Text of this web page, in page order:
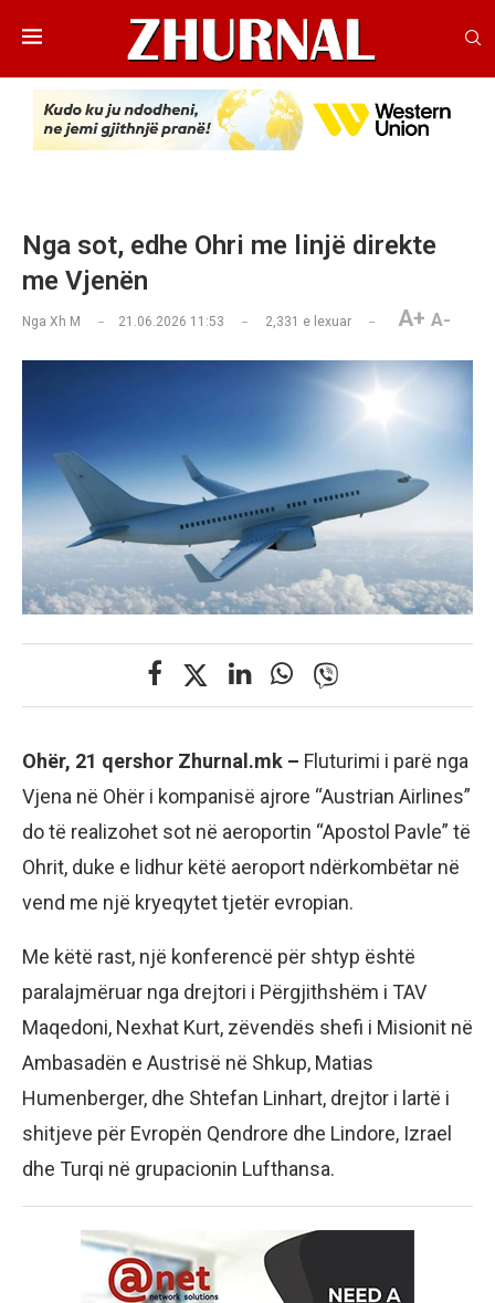
Nga sot, edhe Ohri me linjë direkte
me Vjenën
Nga Xh M 21.06.2026 11:53 2,331 e lexuar A+ A-
Ohër, 21 qershor Zhurnal.mk – Fluturimi i parë nga
Vjena në Ohër i kompanisë ajrore “Austrian Airlines”
do të realizohet sot në aeroportin “Apostol Pavle” të
Ohrit, duke e lidhur këtë aeroport ndërkombëtar në
vend me një kryeqytet tjetër evropian.
Me këtë rast, një konferencë për shtyp është
paralajmëruar nga drejtori i Përgjithshëm i TAV
Maqedoni, Nexhat Kurt, zëvendës shefi i Misionit në
Ambasadën e Austrisë në Shkup, Matias
Humenberger, dhe Shtefan Linhart, drejtor i lartë i
shitjeve për Evropën Qendrore dhe Lindore, Izrael
dhe Turqi në grupacionin Lufthansa.